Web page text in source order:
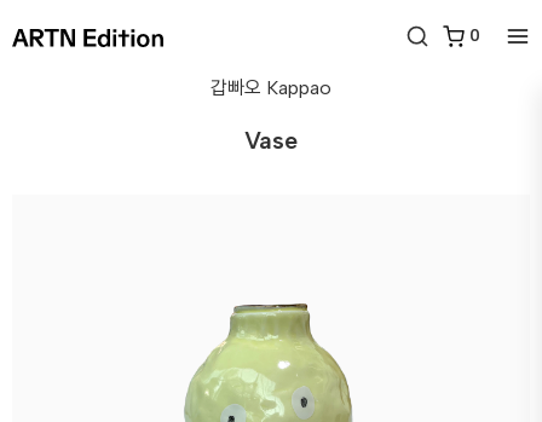
0
갑빠오 Kappao
Vase